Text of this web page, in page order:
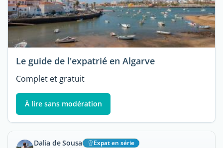
Le guide de l'expatrié en Algarve
Complet et gratuit
À lire sans modération
Dalia de Sousa Expat en série